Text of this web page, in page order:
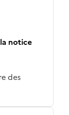
notice
des